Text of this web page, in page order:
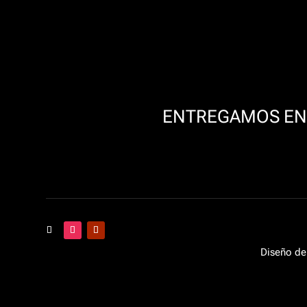
ENTREGAMOS
Diseño